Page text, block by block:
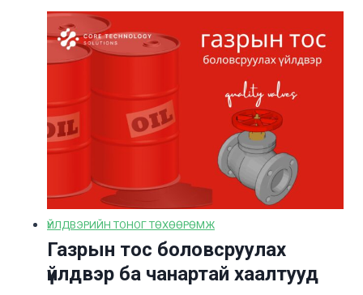
ҮЙЛДВЭРИЙН ТОНОГ ТӨХӨӨРӨМЖ
Газрын тос боловсруулах
үйлдвэр ба чанартай хаалтууд